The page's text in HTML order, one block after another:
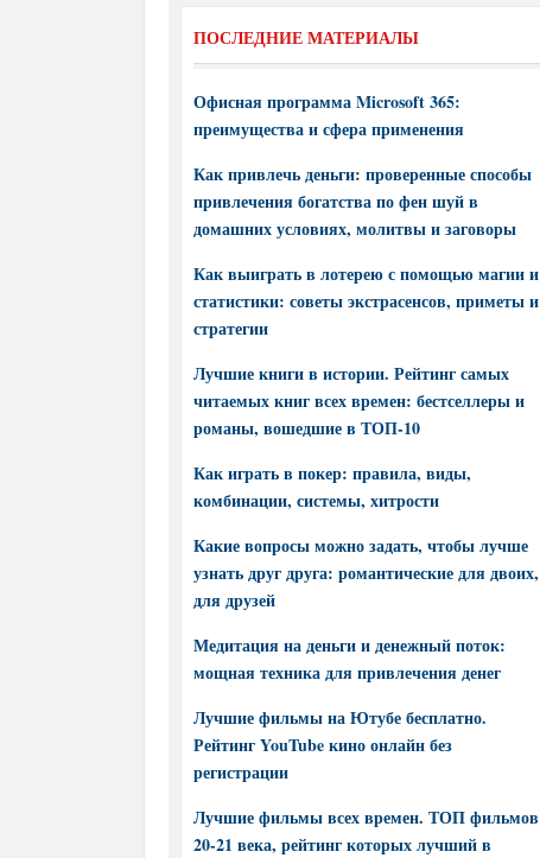
ПОСЛЕДНИЕ МАТЕРИАЛЫ
Офисная программа Microsoft 365:
преимущества и сфера применения
Как привлечь деньги: проверенные способы
привлечения богатства по фен шуй в
домашних условиях, молитвы и заговоры
Как выиграть в лотерею с помощью магии и
статистики: советы экстрасенсов, приметы и
стратегии
Лучшие книги в истории. Рейтинг самых
читаемых книг всех времен: бестселлеры и
романы, вошедшие в ТОП-10
Как играть в покер: правила, виды,
комбинации, системы, хитрости
Какие вопросы можно задать, чтобы лучше
узнать друг друга: романтические для двоих,
для друзей
Медитация на деньги и денежный поток:
мощная техника для привлечения денег
Лучшие фильмы на Ютубе бесплатно.
Рейтинг YouTube кино онлайн без
регистрации
Лучшие фильмы всех времен. ТОП фильмов
20-21 века, рейтинг которых лучший в